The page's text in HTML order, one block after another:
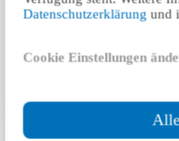
Datenschutzerklärung und
Cookie Einstellungen